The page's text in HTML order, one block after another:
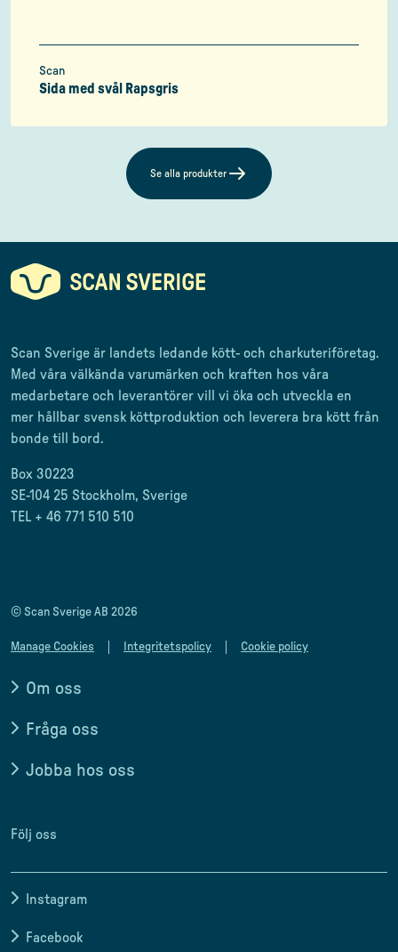
Scan
Sida med svål Rapsgris
Se alla produkter
Scan Sverige är landets ledande kött- och charkuteriföretag.
Med våra välkända varumärken och kraften hos våra
medarbetare och leverantörer vill vi öka och utveckla en
mer hållbar svensk köttproduktion och leverera bra kött från
bonde till
bord.
Box 30223
SE-104 25 Stockholm, Sverige
TEL + 46 771 510 510
© Scan Sverige AB 2026
Manage Cookies Integritetspolicy Cookie policy
Om oss
Fråga oss
Jobba hos oss
Följ oss
Instagram
Facebook